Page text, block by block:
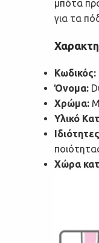
μπότα
για τα
Κωδικός:
Όνομα:
Χρώμα:
Υλικό
Χώρα